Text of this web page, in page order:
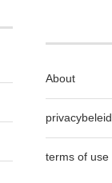
About
privacybeleid
terms of use